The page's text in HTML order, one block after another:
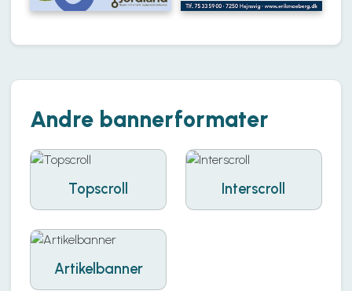
Andre bannerformater
Topscroll Interscroll
Artikelbanner